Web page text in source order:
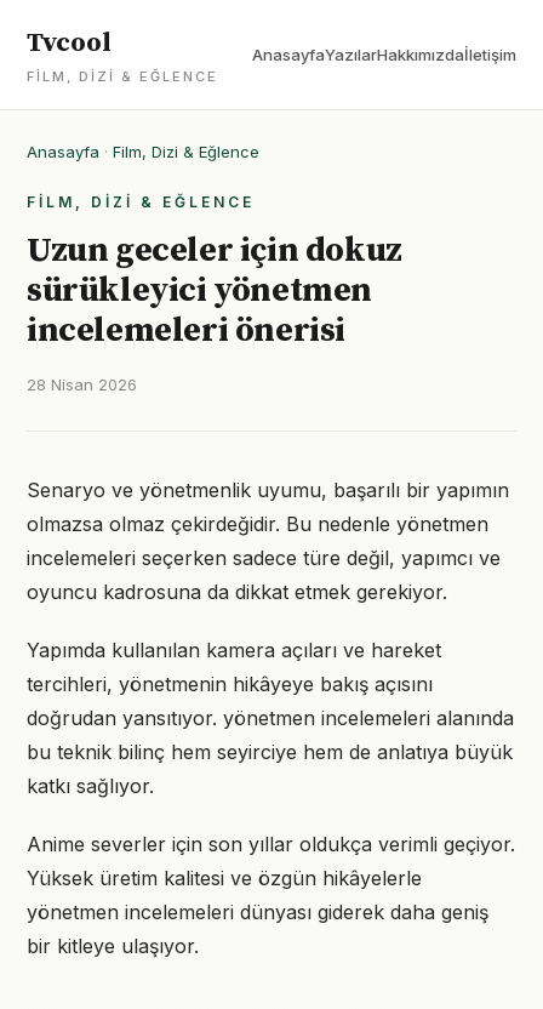
Tvcool
FILM, DIZI & EĞLENCE
AnasayfaYazılarHakkımızdaİletişim
Anasayfa · Film, Dizi & Eğlence
FILM, DIZI & EĞLENCE
Uzun geceler için dokuz
sürükleyici yönetmen
incelemeleri önerisi
28 Nisan 2026
Senaryo ve yönetmenlik uyumu, başarılı bir yapımın
olmazsa olmaz çekirdeğidir. Bu nedenle yönetmen
incelemeleri seçerken sadece türe değil, yapımcı ve
oyuncu kadrosuna da dikkat etmek gerekiyor.
Yapımda kullanılan kamera açıları ve hareket
tercihleri, yönetmenin hikâyeye bakış açısını
doğrudan yansıtıyor. yönetmen incelemeleri alanında
bu teknik bilinç hem seyirciye hem de anlatıya büyük
katkı sağlıyor.
Anime severler için son yıllar oldukça verimli geçiyor.
Yüksek üretim kalitesi ve özgün hikâyelerle
yönetmen incelemeleri dünyası giderek daha geniş
bir kitleye ulaşıyor.